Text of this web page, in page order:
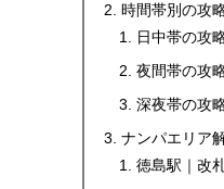
時間帯別の攻
日中帯の攻
夜間帯の攻
深夜帯の攻
ナンパエリア
徳島駅｜改